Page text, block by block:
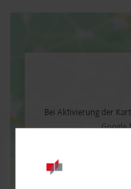
Bei Aktivierung der
Google